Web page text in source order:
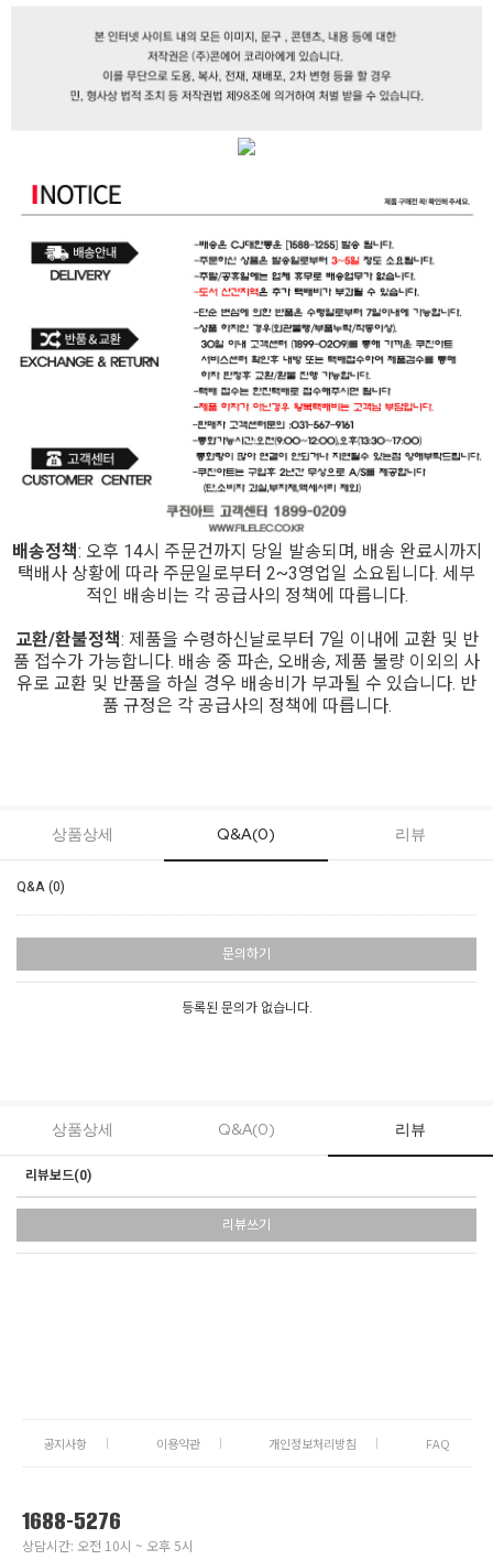
배송정책: 오후 14시 주문건까지 당일 발송되며, 배송 완료시까지
택배사 상황에 따라 주문일로부터 2~3영업일 소요됩니다. 세부
적인 배송비는 각 공급사의 정책에 따릅니다.
교환/환불정책: 제품을 수령하신날로부터 7일 이내에 교환 및 반
품 접수가 가능합니다. 배송 중 파손, 오배송, 제품 불량 이외의 사
유로 교환 및 반품을 하실 경우 배송비가 부과될 수 있습니다. 반
품 규정은 각 공급사의 정책에 따릅니다.
상품상세 Q&A(0) 리뷰
Q&A (0)
문의하기
등록된 문의가 없습니다.
상품상세 Q&A(0) 리뷰
리뷰보드(0)
리뷰쓰기
공지사항 이용약관 개인정보처리방침 FAQ
1688-5276
상담시간: 오전 10시 ~ 오후 5시